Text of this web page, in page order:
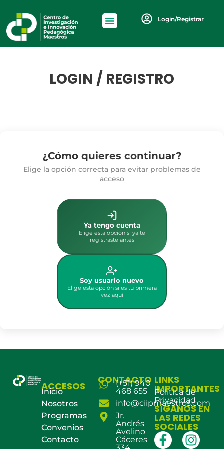
Login/Registrar
LOGIN / REGISTRO
¿Cómo quieres continuar?
Elige la opción correcta para evitar problemas de
acceso
Ya tengo cuenta
Elige esta opción si ya te
registraste antes
Soy usuario nuevo
Elige esta opción si es tu primera
vez aquí
ACCESOS
Inicio
Nosotros
Programas
Convenios
Contacto
CONTACTO
(+51) 940
468 655
info@ciipmaestros.com
Jr.
Andrés
Avelino
Cáceres
LINKS
IMPORTANTES
Política de
Privacidad
SÍGANOS EN
LAS REDES
SOCIALES